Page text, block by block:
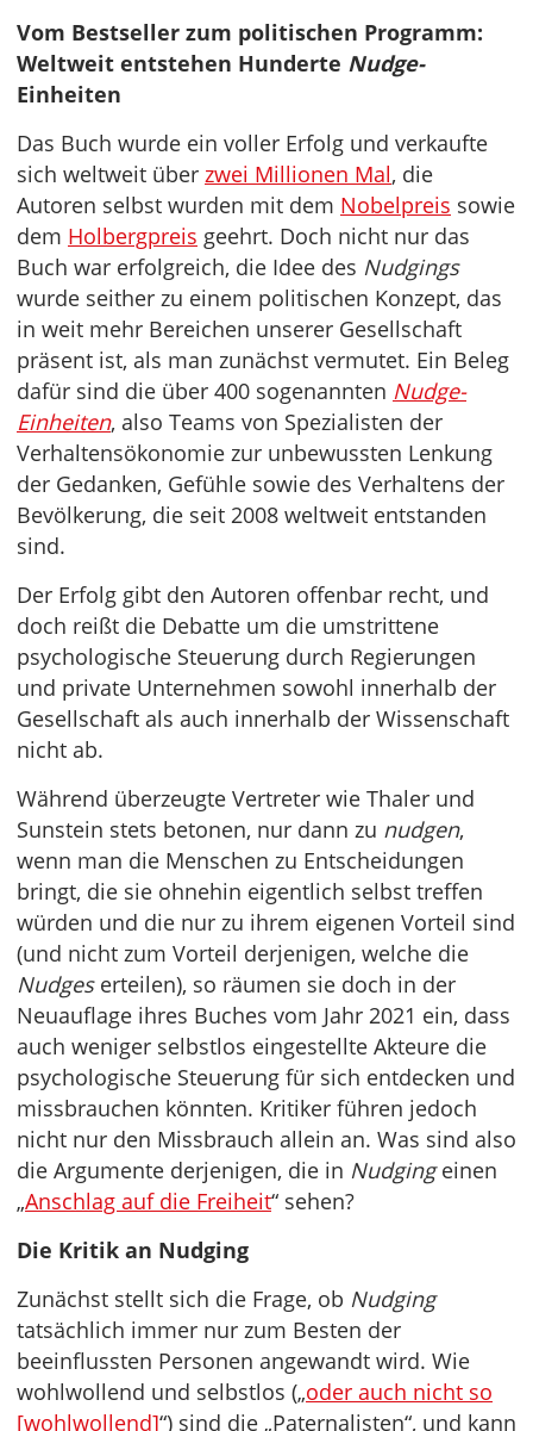
Vom Bestseller zum politischen Programm:
Weltweit entstehen Hunderte Nudge-
Einheiten
Das Buch wurde ein voller Erfolg und verkaufte
sich weltweit über zwei Millionen Mal, die
Autoren selbst wurden mit dem Nobelpreis sowie
dem Holbergpreis geehrt. Doch nicht nur das
Buch war erfolgreich, die Idee des Nudgings
wurde seither zu einem politischen Konzept, das
in weit mehr Bereichen unserer Gesellschaft
präsent ist, als man zunächst vermutet. Ein Beleg
dafür sind die über 400 sogenannten Nudge-
Einheiten, also Teams von Spezialisten der
Verhaltensökonomie zur unbewussten Lenkung
der Gedanken, Gefühle sowie des Verhaltens der
Bevölkerung, die seit 2008 weltweit entstanden
sind.
Der Erfolg gibt den Autoren offenbar recht, und
doch reißt die Debatte um die umstrittene
psychologische Steuerung durch Regierungen
und private Unternehmen sowohl innerhalb der
Gesellschaft als auch innerhalb der Wissenschaft
nicht ab.
Während überzeugte Vertreter wie Thaler und
Sunstein stets betonen, nur dann zu nudgen,
wenn man die Menschen zu Entscheidungen
bringt, die sie ohnehin eigentlich selbst treffen
würden und die nur zu ihrem eigenen Vorteil sind
(und nicht zum Vorteil derjenigen, welche die
Nudgeserteilen), so räumen sie doch in der
Neuauflage ihres Buches vom Jahr 2021 ein, dass
auch weniger selbstlos eingestellte Akteure die
psychologische Steuerung für sich entdecken und
missbrauchen könnten. Kritiker führen jedoch
nicht nur den Missbrauch allein an. Was sind also
die Argumente derjenigen, die in Nudgingeinen
„Anschlag auf die Freiheit“ sehen?
Die Kritik an Nudging
Zunächst stellt sich die Frage, ob Nudging
tatsächlich immer nur zum Besten der
beeinflussten Personen angewandt wird. Wie
wohlwollend und selbstlos („oder auch nicht so
[wohlwollend]“) sind die „Paternalisten“, und kann